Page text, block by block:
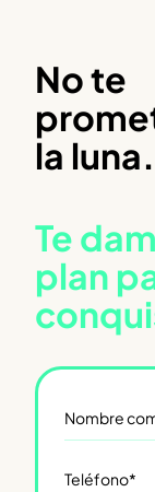
No te
la luna.
Te
plan